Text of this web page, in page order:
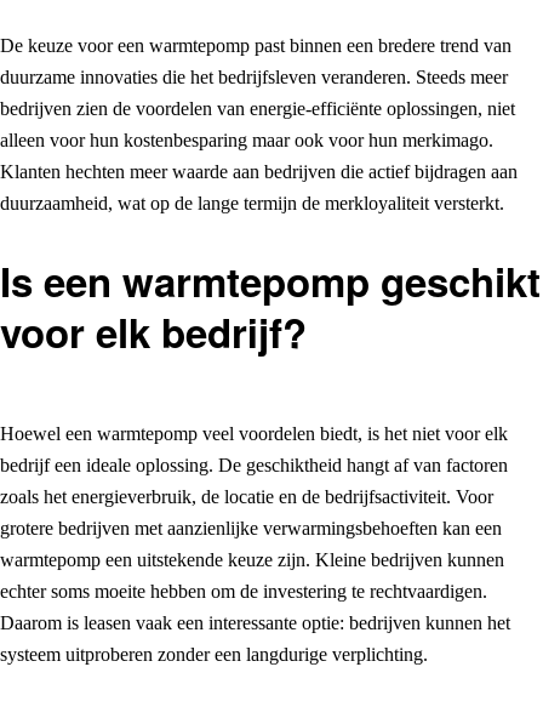
De keuze voor een warmtepomp past binnen een bredere trend van
duurzame innovaties die het bedrijfsleven veranderen. Steeds meer
bedrijven zien de voordelen van energie-efficiënte oplossingen, niet
alleen voor hun kostenbesparing maar ook voor hun merkimago.
Klanten hechten meer waarde aan bedrijven die actief bijdragen aan
duurzaamheid, wat op de lange termijn de merkloyaliteit versterkt.
Is een warmtepomp geschikt
voor elk bedrijf?
Hoewel een warmtepomp veel voordelen biedt, is het niet voor elk
bedrijf een ideale oplossing. De geschiktheid hangt af van factoren
zoals het energieverbruik, de locatie en de bedrijfsactiviteit. Voor
grotere bedrijven met aanzienlijke verwarmingsbehoeften kan een
warmtepomp een uitstekende keuze zijn. Kleine bedrijven kunnen
echter soms moeite hebben om de investering te rechtvaardigen.
Daarom is leasen vaak een interessante optie: bedrijven kunnen het
systeem uitproberen zonder een langdurige verplichting.